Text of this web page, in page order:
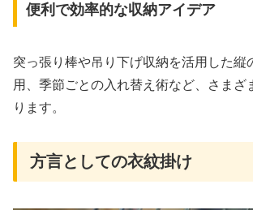
便利で効率的な収納アイデア
突っ張り棒や吊り下げ収納を活用した縦
用、季節ごとの入れ替え術など、さまざ
ります。
方言としての衣紋掛け